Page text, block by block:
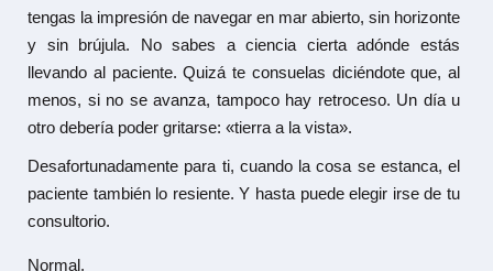
tengas la impresión de navegar en mar abierto, sin horizonte
y sin brújula. No sabes a ciencia cierta adónde estás
llevando al paciente. Quizá te consuelas diciéndote que, al
menos, si no se avanza, tampoco hay retroceso. Un día u
otro debería poder gritarse: «tierra a la vista».
Desafortunadamente para ti, cuando la cosa se estanca, el
paciente también lo resiente. Y hasta puede elegir irse de tu
consultorio.
Normal.